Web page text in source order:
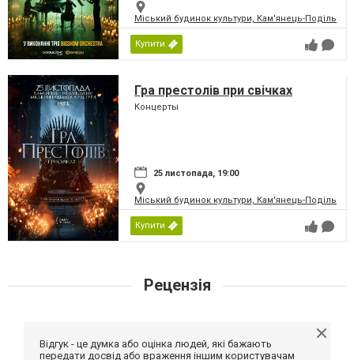
Міський будинок культури, Кам'янець-
Купити
Гра престолів при свічках
Концерты
25 листопада, 19:00
Міський будинок культури, Кам'янець-
Купити
Рецензія
Відгук - це думка або оцінка людей, які бажають
передати досвід або враження іншим користувачам